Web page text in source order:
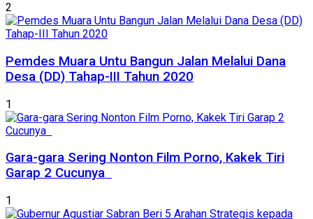
2
Pemdes Muara Untu Bangun Jalan Melalui Dana
Desa (DD) Tahap-III Tahun 2020
1
Gara-gara Sering Nonton Film Porno, Kakek Tiri
Garap 2 Cucunya
1